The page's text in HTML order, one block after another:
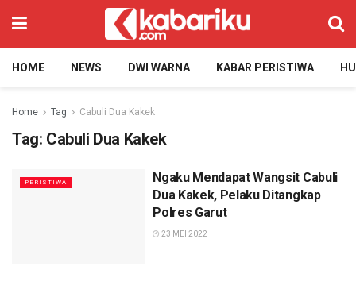
HOME NEWS DWI WARNA KABAR PERISTIWA
Home Tag Cabuli Dua Kakek
Tag: Cabuli Dua Kakek
PERISTIWA
Ngaku Mendapat Wangsit Cabuli
Dua Kakek, Pelaku Ditangkap
Polres Garut
23 MEI 2022